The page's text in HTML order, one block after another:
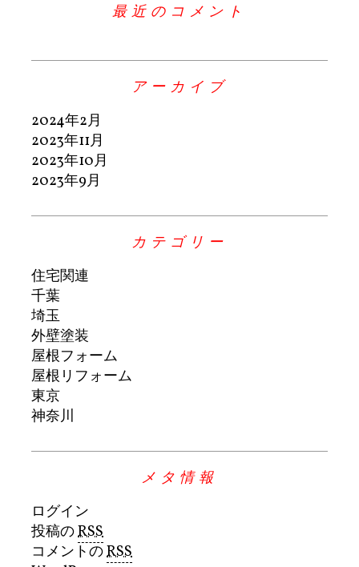
最近のコメント
アーカイブ
2024年2月
2023年11月
2023年10月
2023年9月
カテゴリー
住宅関連
千葉
埼玉
外壁塗装
屋根フォーム
屋根リフォーム
東京
神奈川
メタ情報
ログイン
投稿のRSS
コメントのRSS